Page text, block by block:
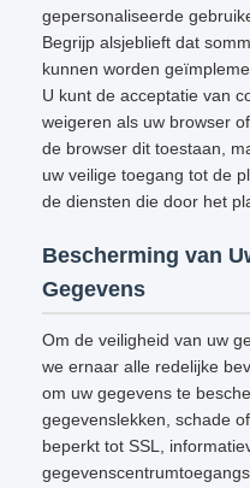
gepersonaliseerde
Begrijp alsjeblieft dat
kunnen worden
U kunt de acceptatie van
weigeren als uw browser
de browser dit toestaan,
uw veilige toegang tot de
de diensten die door het
Bescherming van
Gegevens
Om de veiligheid van uw
we ernaar alle redelijke
om uw gegevens te
gegevenslekken, schade
beperkt tot SSL,